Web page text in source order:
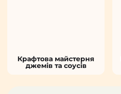
Крафтова майстерня
джемів та соусів